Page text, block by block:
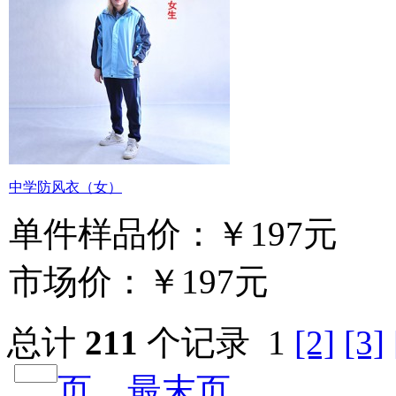
中学防风衣（女）
单件样品价：
￥197元
市场价：
￥197元
总计 211 个记录 1 [2] [3]